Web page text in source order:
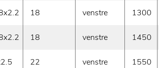
18 venstre 1300
18 venstre 1450
22 venstre 1550